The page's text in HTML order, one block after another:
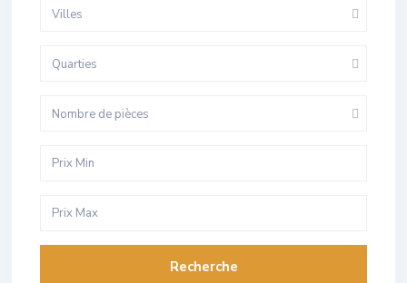
Villes
Quarties
Nombre de pièces
Recherche